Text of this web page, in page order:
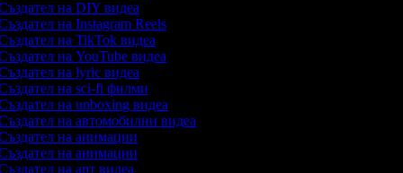
на DIY видеа
на Instagram Reels
на TikTok видеа
на YouTube видеа
на lyric видеа
на sci-fi филми
на unboxing видеа
на автомобилни видеа
на анимации
на анимации
на арт видеа